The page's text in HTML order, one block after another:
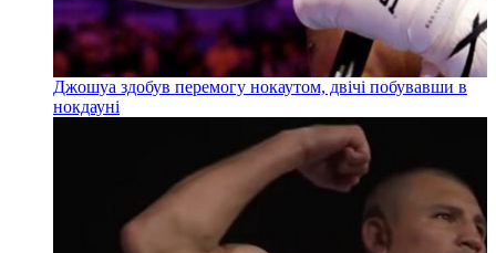
Джошуа здобув перемогу нокаутом, двічі побувавши в
нокдауні